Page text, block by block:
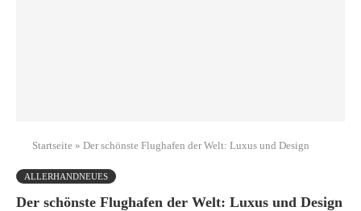
Startseite » Der schönste Flughafen der Welt: Luxus und Design
ALLERHANDNEUES
Der schönste Flughafen der Welt: Luxus und Design